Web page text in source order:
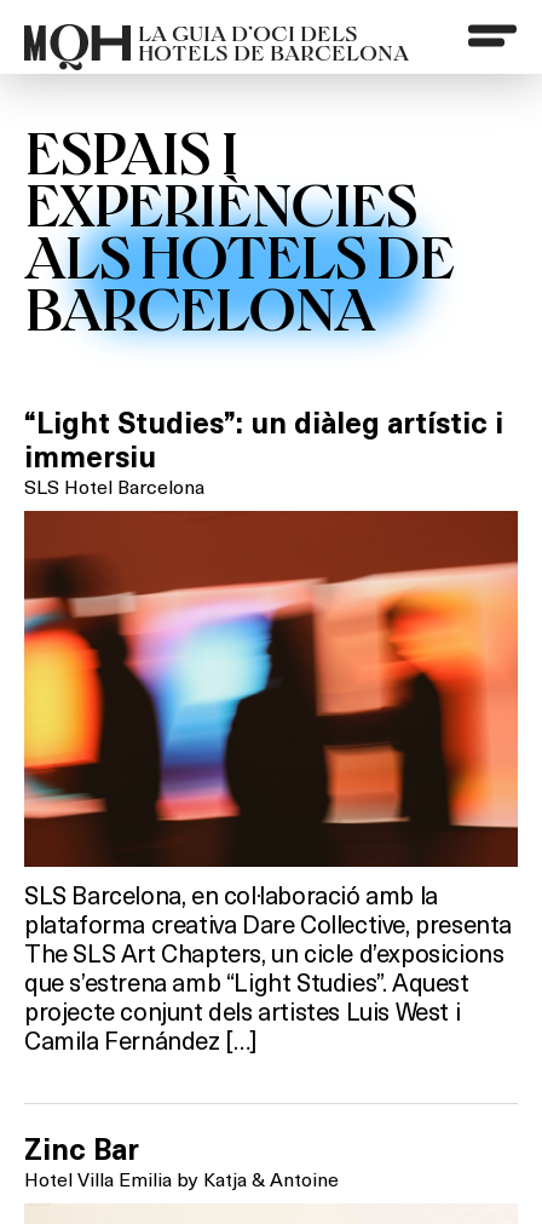
LA GUIA D’OCI DELS
HOTELS DE BARCELONA
ESPAIS I
EXPERIÈNCIES
ALS HOTELS DE
BARCELONA
“Light Studies”: un diàleg artístic i
immersiu
SLS Hotel Barcelona
SLS Barcelona, en col·laboració amb la
plataforma creativa Dare Collective, presenta
The SLS Art Chapters, un cicle d’exposicions
que s’estrena amb “Light Studies”. Aquest
projecte conjunt dels artistes Luis West i
Camila Fernández […]
Zinc Bar
Hotel Villa Emilia by Katja & Antoine